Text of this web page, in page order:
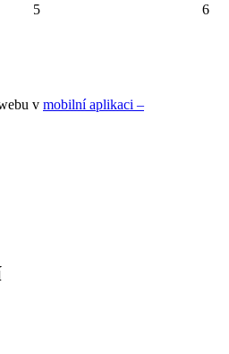
5 6
v mobilní aplikaci –